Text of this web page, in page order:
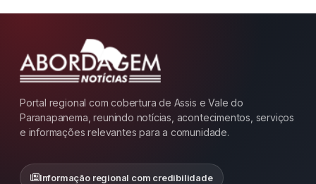
Portal regional com cobertura de Assis e Vale do
Paranapanema, reunindo notícias, acontecimentos, serviços
e informações relevantes para a comunidade.
Informação regional com credibilidade